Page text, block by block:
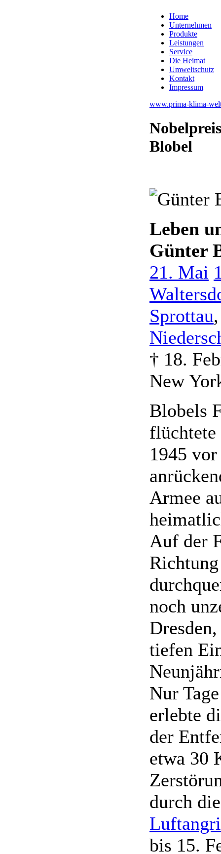
Home
Unternehmen
Produkte
Leistungen
Service
Die Heimat
Umweltschutz
Kontakt
Impressum
www.prima-klima-
Blobel
Leben
Günter
21. Mai
Sprottau,
† 18.
New
Blobels
flüchtete
1945
Armee
Auf der
noch
tiefen
Nur
erlebte
der
etwa 30
durch
bis 15.